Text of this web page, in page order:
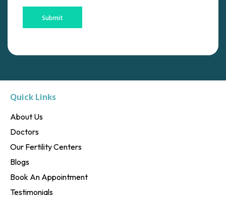
Submit
Quick Links
About Us
Doctors
Our Fertility Centers
Blogs
Book An Appointment
Testimonials